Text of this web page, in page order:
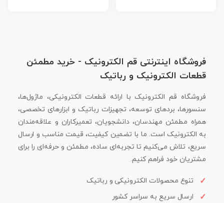
فروشگاه اینترنتی قم الکترونیک - خرید مطمئن
قطعات الکترونیک و رباتیک
فروشگاه قم الکترونیک با ارائه قطعات الکترونیکی، ماژول‌ها،
سنسورها، بردهای توسعه، تجهیزات رباتیک و ابزارهای تخصصی،
همراه مطمئن مهندسان، دانشجویان، تعمیرکاران و علاقه‌مندان
به الکترونیک است. ما با تضمین کیفیت، قیمت مناسب و ارسال
سریع، تلاش می‌کنیم تا تجربه‌ای ساده، مطمئن و حرفه‌ای را برای
مشتریان خود فراهم کنیم.
تنوع محصولات الکترونیکی و رباتیک
ارسال سریع به سراسر کشور